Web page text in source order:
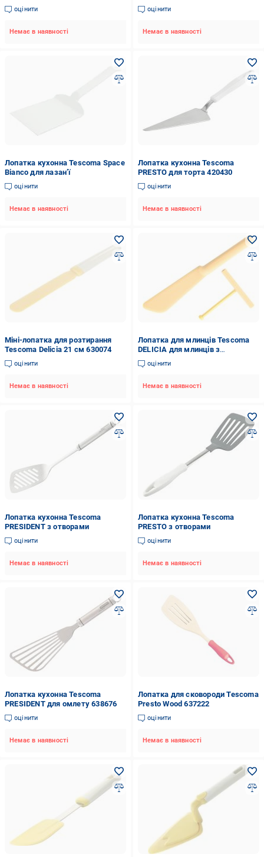
оцінити
Немає в наявності
оцінити
Немає в наявності
Лопатка кухонна Tescoma Space
Bianco для лазан’ї
оцінити
Немає в наявності
Лопатка кухонна Tescoma
PRESTO для торта 420430
оцінити
Немає в наявності
Міні-лопатка для розтирання
Tescoma Delicia 21 см 630074
оцінити
Немає в наявності
Лопатка для млинців Tescoma
DELICIА для млинців з
розподільником тіста 630066
оцінити
Немає в наявності
Лопатка кухонна Tescoma
PRЕSIDENT з отворами
оцінити
Немає в наявності
Лопатка кухонна Tescoma
PRESTO з отворами
оцінити
Немає в наявності
Лопатка кухонна Tescoma
PRЕSIDENT для омлету 638676
оцінити
Немає в наявності
Лопатка для сковороди Tescoma
Presto Wood 637222
оцінити
Немає в наявності